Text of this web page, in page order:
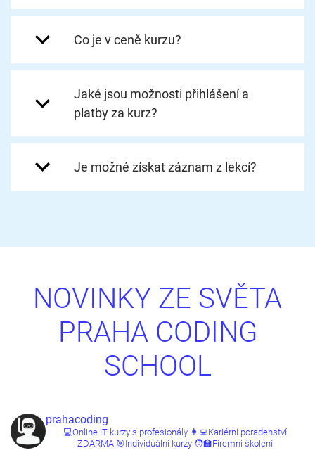
Co je v ceně kurzu?
Jaké jsou možnosti přihlášení a
platby za kurz?
Je možné získat záznam z lekcí?
NOVINKY ZE SVĚTA
PRAHA CODING
SCHOOL
prahacoding
💻Online IT kurzy s profesionály 👩‍💻Kariérní poradenství
ZDARMA 🎯Individuální kurzy 🧑‍🏫Firemní školení